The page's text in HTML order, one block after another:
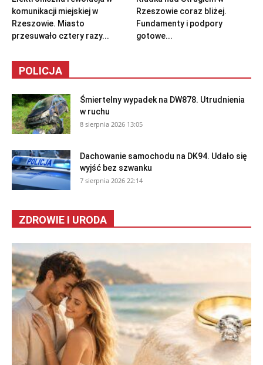
komunikacji miejskiej w
Rzeszowie. Miasto
przesuwało cztery razy...
Rzeszowie coraz bliżej.
Fundamenty i podpory
gotowe...
POLICJA
Śmiertelny wypadek na DW878. Utrudnienia
w ruchu
8 sierpnia 2026 13:05
Dachowanie samochodu na DK94. Udało się
wyjść bez szwanku
7 sierpnia 2026 22:14
ZDROWIE I URODA